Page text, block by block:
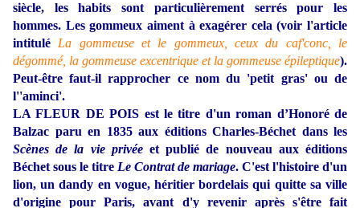
siècle, les habits sont particulièrement serrés pour les
hommes. Les gommeux aiment à exagérer cela (voir l'article
intitulé La gommeuse et le gommeux, ceux du caf'conc, le
dégommé, la gommeuse excentrique et la gommeuse épileptique).
Peut-être faut-il rapprocher ce nom du 'petit gras' ou de
l''aminci'.
LA FLEUR DE POIS est le titre d'un roman d’Honoré de
Balzac paru en 1835 aux éditions Charles-Béchet dans les
Scènes de la vie privéeet publié de nouveau aux éditions
Béchet sous le titre Le Contrat de mariage. C'est l'histoire d'un
lion, un dandy en vogue, héritier bordelais qui quitte sa ville
d'origine pour Paris, avant d'y revenir après s'être fait